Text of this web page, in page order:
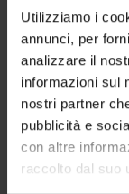
Utilizziamo i
annunci, per
analizzare il
informazioni sul
nostri partner
pubblicità e
con altre
raccolto dal suo